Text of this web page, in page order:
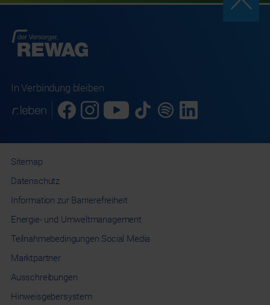
In Verbindung bleiben
Sitemap
Datenschutz
Information zur Barrierefreiheit
Energie- und Umweltmanagement
Teilnahmebedingungen Social Media
Marktpartner
Ausschreibungen
Hinweisgebersystem